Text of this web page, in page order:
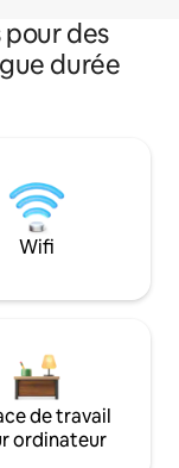
des
durée
Wifi
de travail
ordinateur